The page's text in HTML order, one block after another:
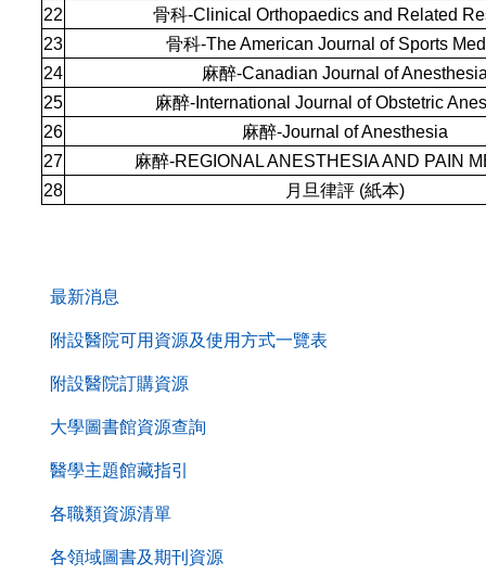
第
二
層
覽
列
最新消息
附設醫院可用資源及使用方式一覽表
附設醫院訂購資源
大學圖書館資源查詢
醫學主題館藏指引
各職類資源清單
各領域圖書及期刊資源
22
骨科-Clinical Orthopaedics and Related
23
骨科-The American Journal of Sports
24
麻醉-Canadian Journal of
25
麻醉-International Journal of Obstetric
26
麻醉-Journal of Anesthesia
27
麻醉-REGIONAL ANESTHESIA AND PAIN
28
月旦律評 (紙本)